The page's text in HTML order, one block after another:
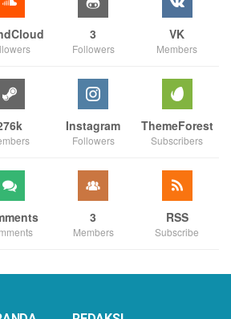
3
Followers
VK
Members
Instagram
Followers
ThemeForest
Subscribers
3
Members
RSS
Subscribe